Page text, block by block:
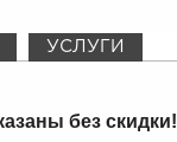
УСЛУГИ
без скидки!